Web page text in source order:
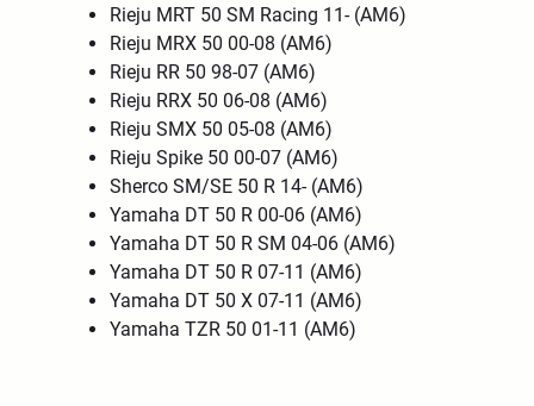
Rieju MRT 50 SM Racing 11- (AM6)
Rieju MRX 50 00-08 (AM6)
Rieju RR 50 98-07 (AM6)
Rieju RRX 50 06-08 (AM6)
Rieju SMX 50 05-08 (AM6)
Rieju Spike 50 00-07 (AM6)
Sherco SM/SE 50 R 14- (AM6)
Yamaha DT 50 R 00-06 (AM6)
Yamaha DT 50 R SM 04-06 (AM6)
Yamaha DT 50 R 07-11 (AM6)
Yamaha DT 50 X 07-11 (AM6)
Yamaha TZR 50 01-11 (AM6)